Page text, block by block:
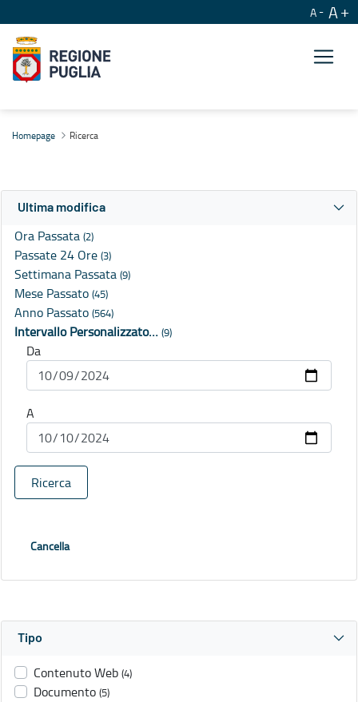
A A
Homepage Ricerca
Ultima modifica
Ora Passata (2)
Passate 24 Ore (3)
Settimana Passata (9)
Mese Passato (45)
Anno Passato (564)
Intervallo Personalizzato… (9)
Da
A
Ricerca
Cancella
Tipo
Contenuto Web (4)
Documento (5)